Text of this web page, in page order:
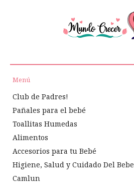
Menú
Club de Padres!
Pañales para el bebé
Toallitas Humedas
Alimentos
Accesorios para tu Bebé
Higiene, Salud y Cuidado Del Bebe
Camlun